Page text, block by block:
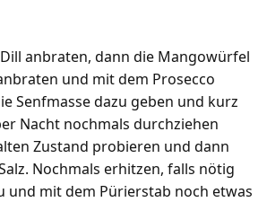
anbraten, dann die Mangowürfel
und mit dem Prosecco
Senfmasse dazu geben und kurz
Nacht nochmals durchziehen
Zustand probieren und dann
Nochmals erhitzen, falls nötig
und mit dem Pürierstab noch etwas